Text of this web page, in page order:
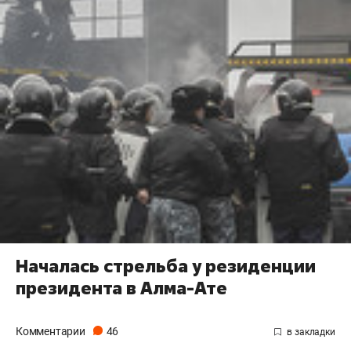
Началась стрельба у резиденции
президента в Алма-Ате
Комментарии 46